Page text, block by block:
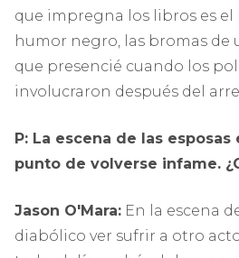
que impregna los libros es el
humor negro, las bromas de
que presencié cuando los
involucraron después del
P: La escena de las
punto de volverse infame.
Jason O'Mara: En la escena
diabólico ver sufrir a otro